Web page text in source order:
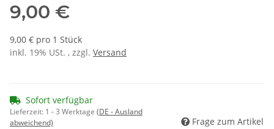
9,00 €
9,00 € pro 1 Stück
inkl. 19% USt. , zzgl. Versand
Sofort verfügbar
Lieferzeit: 1 - 3 Werktage (DE - Ausland
abweichend)
Frage zum Artikel